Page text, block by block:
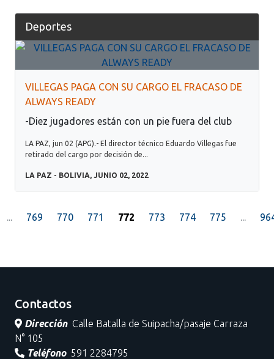
Deportes
VILLEGAS PAGA CON SU CARGO EL FRACASO DE
ALWAYS READY
-Diez jugadores están con un pie fuera del club
LA PAZ, jun 02 (APG).- El director técnico Eduardo Villegas fue
retirado del cargo por decisión de...
LA PAZ - BOLIVIA, JUNIO 02, 2022
... 769 770 771 772 773 774 775 ...
Contactos
Dirección Calle Batalla de Suipacha/pasaje Carraza
N° 105
Teléfono 591 2284795